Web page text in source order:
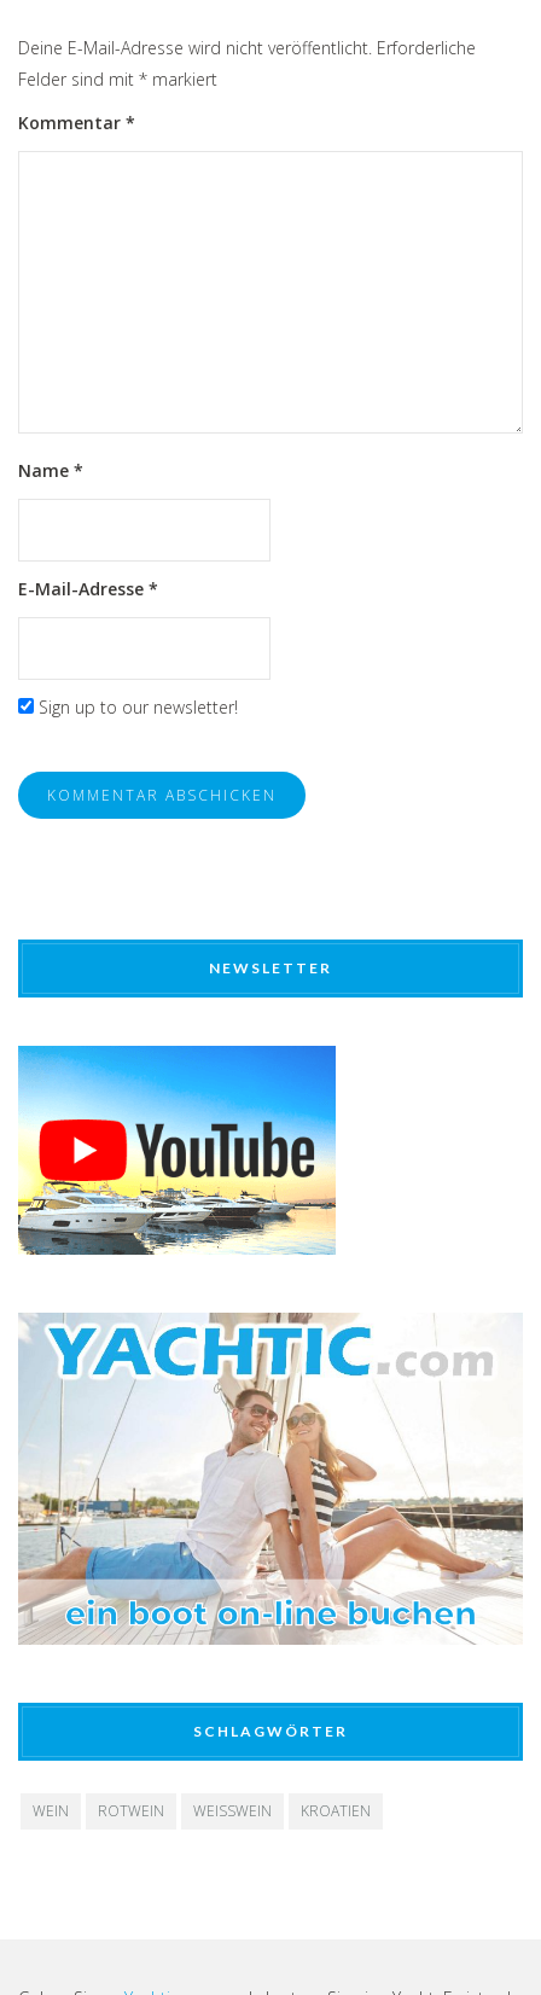
Deine E-Mail-Adresse wird nicht veröffentlicht. Erforderliche
Felder sind mit * markiert
Kommentar *
Name *
E-Mail-Adresse *
Sign up to our newsletter!
NEWSLETTER
SCHLAGWÖRTER
WEIN ROTWEIN WEISSWEIN KROATIEN